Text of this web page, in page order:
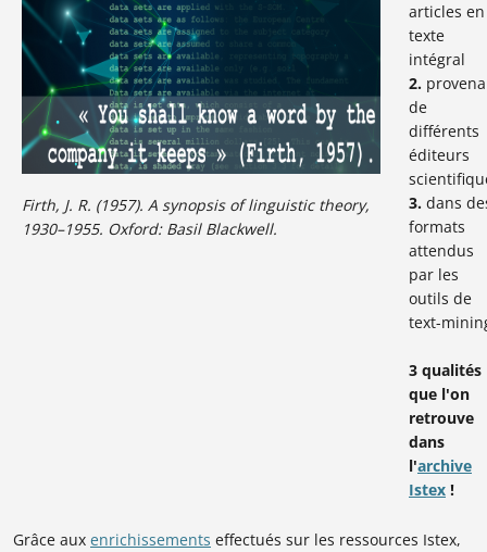
Firth, J. R. (1957). A synopsis of linguistic theory,
1930–1955. Oxford: Basil Blackwell.
articles en
texte
intégral
2.
de
différents
éditeurs
3. dans
formats
attendus
par les
outils de
text-
3 qualités
que l'on
retrouve
dans
l'archive
Istex !
Grâce aux enrichissements effectués sur les ressources Istex,